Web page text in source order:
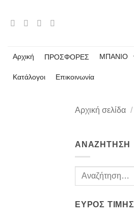
στο
Αρχική ΠΡΟΣΦΟΡΕΣ ΜΠΑΝΙΟ
Κατάλογοι Επικοινωνία
Αρχική σελίδα /
ΑΝΑΖΉΤΗΣΗ
Αναζήτηση
ΕΎΡΟΣ ΤΙΜΉΣ